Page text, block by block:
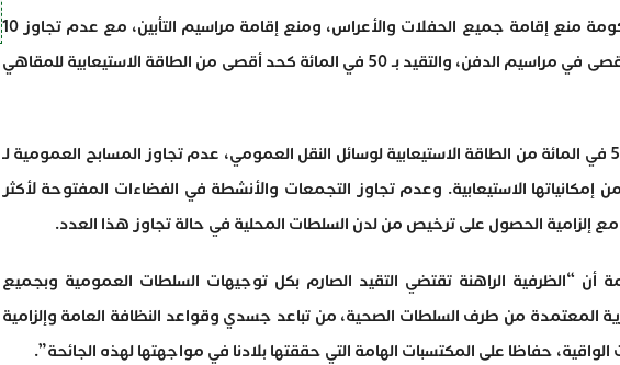
كما قررت الحكومة منع إقامة جميع الحفلات والأعراس، ومنع إقامة مراسيم التأبين، مع عدم تجاوز 10
أشخاص كحد أقصى في مراسيم الدفن، والتقيد بـ 50 في المائة كحد أقصى من الطاقة الاستيعابية للمقاهي
وعدم تجاوز 50 في المائة من الطاقة الاستيعابية لوسائل النقل العمومي، عدم تجاوز المسابح العمومية لـ
من إمكانياتها الاستيعابية. وعدم تجاوز التجمعات والأنشطة في الفضاءات المفتوحة لأكثر
أن “الظرفية الراهنة تقتضي التقيد الصارم بكل توجيهات السلطات العمومية وبجميع
المعتمدة من طرف السلطات الصحية، من تباعد جسدي وقواعد النظافة العامة وإلزامية
حفاظا على المكتسبات الهامة التي حققتها بلادنا في مواجهتها لهذه الجائحة”.